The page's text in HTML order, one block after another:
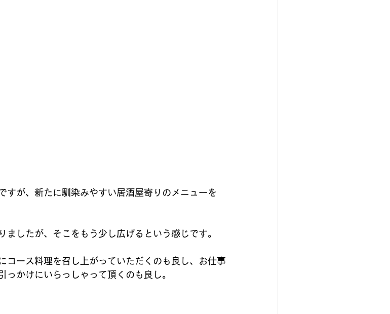
すが、新たに馴染みやすい居酒屋寄りのメニューを
ましたが、そこをもう少し広げるという感じです。
コース料理を召し上がっていただくのも良し、お仕事
かけにいらっしゃって頂くのも良し。